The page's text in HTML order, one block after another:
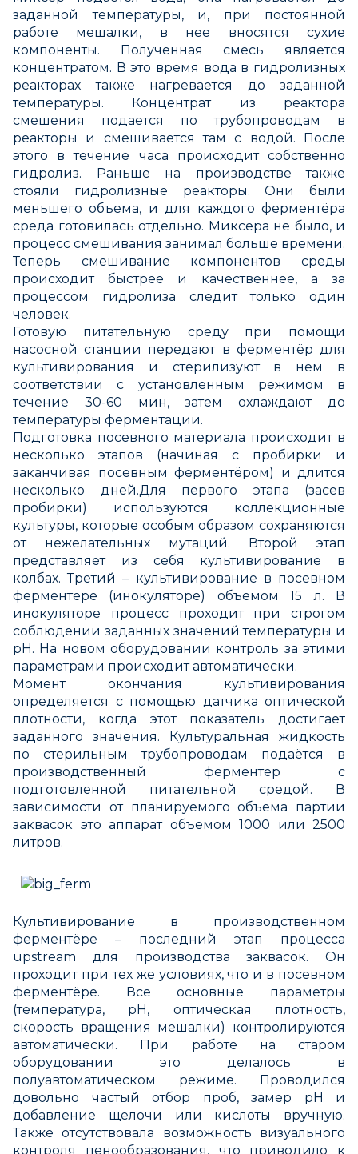
заданной температуры, и, при постоянной
работе мешалки, в нее вносятся сухие
компоненты. Полученная смесь является
концентратом. В это время вода в гидролизных
реакторах также нагревается до заданной
температуры. Концентрат из реактора
смешения подается по трубопроводам в
реакторы и смешивается там с водой. После
этого в течение часа происходит собственно
гидролиз. Раньше на производстве также
стояли гидролизные реакторы. Они были
меньшего объема, и для каждого ферментёра
среда готовилась отдельно. Миксера не было, и
процесс смешивания занимал больше времени.
Теперь смешивание компонентов среды
происходит быстрее и качественнее, а за
процессом гидролиза следит только один
человек.
Готовую питательную среду при помощи
насосной станции передают в ферментёр для
культивирования и стерилизуют в нем в
соответствии с установленным режимом в
течение 30-60 мин, затем охлаждают до
температуры ферментации.
Подготовка посевного материала происходит в
несколько этапов (начиная с пробирки и
заканчивая посевным ферментёром) и длится
несколько дней.Для первого этапа (засев
пробирки) используются коллекционные
культуры, которые особым образом сохраняются
от нежелательных мутаций. Второй этап
представляет из себя культивирование в
колбах. Третий – культивирование в посевном
ферментёре (инокуляторе) объемом 15 л. В
инокуляторе процесс проходит при строгом
соблюдении заданных значений температуры и
рН. На новом оборудовании контроль за этими
параметрами происходит автоматически.
Момент окончания культивирования
определяется с помощью датчика оптической
плотности, когда этот показатель достигает
заданного значения. Культуральная жидкость
по стерильным трубопроводам подаётся в
производственный ферментёр с
подготовленной питательной средой. В
зависимости от планируемого объема партии
заквасок это аппарат объемом 1000 или 2500
литров.
Культивирование в производственном
ферментёре – последний этап процесса
upstream для производства заквасок. Он
проходит при тех же условиях, что и в посевном
ферментёре. Все основные параметры
(температура, pH, оптическая плотность,
скорость вращения мешалки) контролируются
автоматически. При работе на старом
оборудовании это делалось в
полуавтоматическом режиме. Проводился
довольно частый отбор проб, замер pH и
добавление щелочи или кислоты вручную.
Также отсутствовала возможность визуального
контроля пенообразования, что приводило к